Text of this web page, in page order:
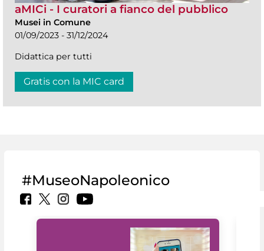
aMICi - I curatori a fianco del pubblico
Musei in Comune
01/09/2023 - 31/12/2024
Didattica per tutti
Gratis con la MIC card
#MuseoNapoleonico